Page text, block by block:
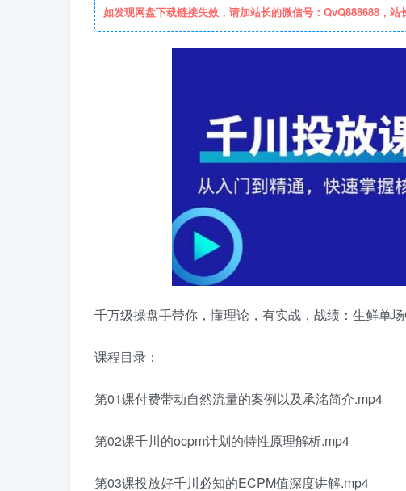
如发现网盘下载链接失效，请加站长的微信号：QvQ888688，
千万级操盘手带你，懂理论，有实战，战绩：生鲜单
课程目录：
第01课付费带动自然流量的案例以及承洺简介.mp4
第02课千川的ocpm计划的特性原理解析.mp4
第03课投放好千川必知的ECPM值深度讲解.mp4